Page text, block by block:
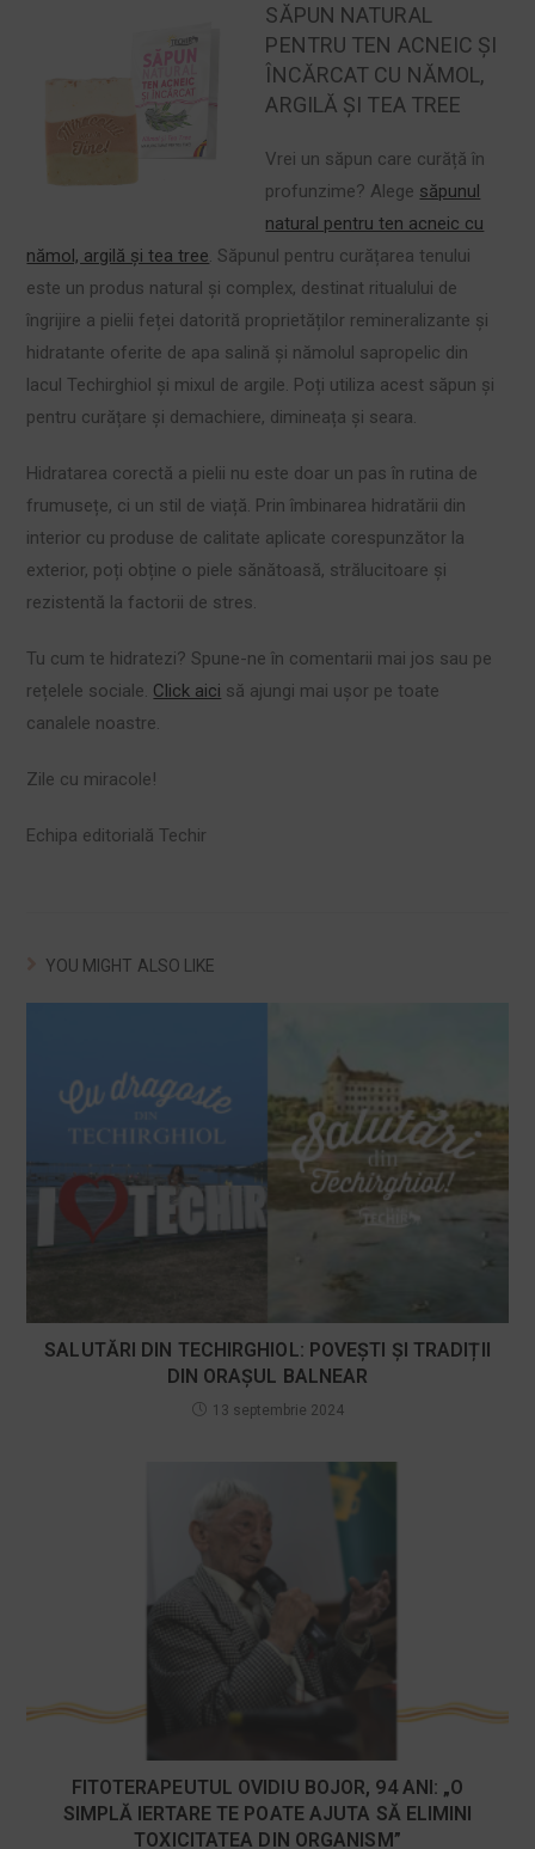
SĂPUN NATURAL
PENTRU TEN ACNEIC ȘI
ÎNCĂRCAT CU NĂMOL,
ARGILĂ ȘI TEA TREE
Vrei un săpun care curăță în
profunzime? Alege săpunul
natural pentru ten acneic cu
nămol, argilă și tea tree . Săpunul pentru curățarea tenului
este un produs natural și complex, destinat ritualului de
îngrijire a pielii feței datorită proprietăților remineralizante și
hidratante oferite de apa salină și nămolul sapropelic din
lacul Techirghiol și mixul de argile. Poți utiliza acest săpun și
pentru curățare și demachiere, dimineața și seara.
Hidratarea corectă a pielii nu este doar un pas în rutina de
frumusețe, ci un stil de viață. Prin îmbinarea hidratării din
interior cu produse de calitate aplicate corespunzător la
exterior, poți obține o piele sănătoasă, strălucitoare și
rezistentă la factorii de stres.
Tu cum te hidratezi? Spune-ne în comentarii mai jos sau pe
rețelele sociale. Click aici să ajungi mai ușor pe toate
canalele noastre.
Zile cu miracole!
Echipa editorială Techir
YOU MIGHT ALSO LIKE
SALUTĂRI DIN TECHIRGHIOL: POVEȘTI ȘI TRADIȚII
DIN ORAȘUL BALNEAR
13 septembrie 2024
FITOTERAPEUTUL OVIDIU BOJOR, 94 ANI: „O
SIMPLĂ IERTARE TE POATE AJUTA SĂ ELIMINI
TOXICITATEA DIN ORGANISM”